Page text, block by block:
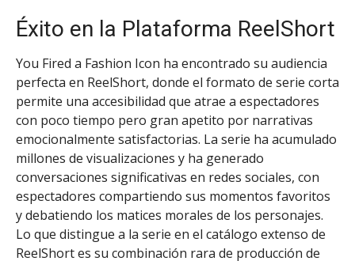
Éxito en la Plataforma ReelShort
You Fired a Fashion Icon ha encontrado su audiencia
perfecta en ReelShort, donde el formato de serie corta
permite una accesibilidad que atrae a espectadores
con poco tiempo pero gran apetito por narrativas
emocionalmente satisfactorias. La serie ha acumulado
millones de visualizaciones y ha generado
conversaciones significativas en redes sociales, con
espectadores compartiendo sus momentos favoritos
y debatiendo los matices morales de los personajes.
Lo que distingue a la serie en el catálogo extenso de
ReelShort es su combinación rara de producción de